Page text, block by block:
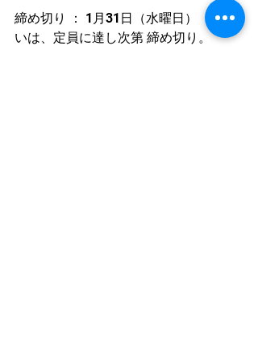
締め切り ： 1月31日（水曜日）　ある
いは、定員に達し次第 締め切り。